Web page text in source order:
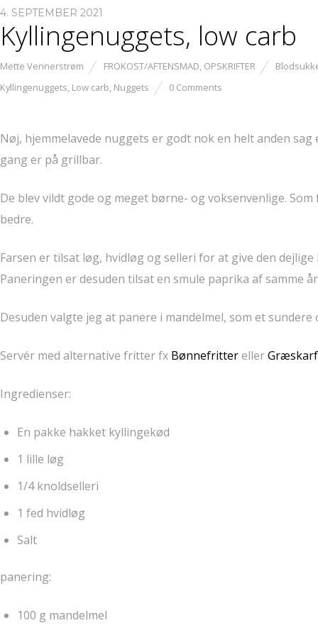
4. SEPTEMBER 2021
Kyllingenuggets, low carb
Mette Vennerstrøm FROKOST/AFTENSMAD, OPSKRIFTER
Kyllingenuggets, Low carb, Nuggets 0 Comments
Nøj, hjemmelavede nuggets er godt nok en helt anden
gang er på grillbar.
De blev vildt gode og meget børne- og voksenvenlige.
bedre.
Farsen er tilsat løg, hvidløg og selleri for at give den
Paneringen er desuden tilsat en smule paprika af samme
Desuden valgte jeg at panere i mandelmel, som et
Servér med alternative fritter fx Bønnefrittereller
Ingredienser:
En pakke hakket kyllingekød
1 lille løg
1/4 knoldselleri
1 fed hvidløg
Salt
panering:
100 g mandelmel